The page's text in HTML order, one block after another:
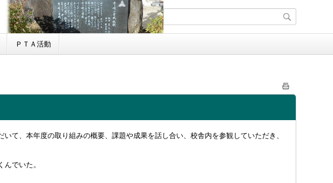
ＰＴＡ活動
て、本年度の取り組みの概要、課題や成果を話し合い、校舎内を参観していただき、
でいた。